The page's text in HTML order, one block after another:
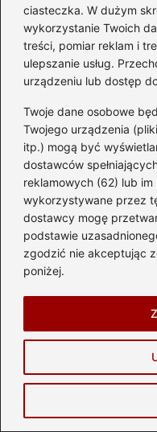
ciasteczka. W dużym
wykorzystanie Twoich
treści, pomiar reklam i
ulepszanie usług.
urządzeniu lub dostęp
Twoje dane osobowe
Twojego urządzenia
itp.) mogą być
dostawców
reklamowych (62) lub
wykorzystywane przez
dostawcy mogę
podstawie
zgodzić nie akceptując
poniżej.
Gdzie w
motocykl?
rekomendacje!
2026-05-26